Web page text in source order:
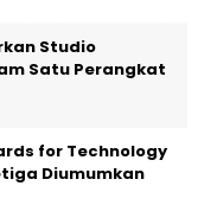
Studio
Satu Perangkat
for Technology
Diumumkan